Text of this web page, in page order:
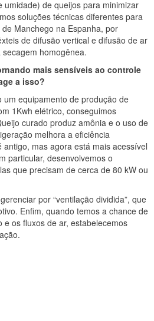
umidade) de queijos para minimizar
soluções técnicas diferentes para
Manchego na Espanha, por
de difusão vertical e difusão de ar
homogênea.
mais sensíveis ao controle
a isso?
um equipamento de produção de
1Kwh elétrico, conseguimos
curado produz amônia e o uso de
melhora a eficiência
mas agora está mais acessível
particular, desenvolvemos o
que precisam de cerca de 80 kW ou
por “ventilação dividida”, que
Enfim, quando temos a chance de
os fluxos de ar, estabelecemos